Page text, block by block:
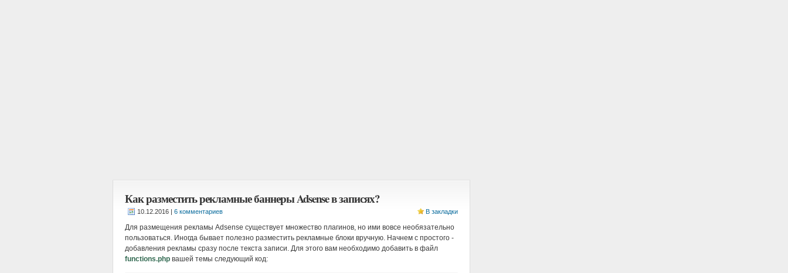
Как разместить рекламные баннеры Adsense в записях?
| 6 комментариев В закладки
Для размещения рекламы Adsense существует множество плагинов, но ими вовсе необязательно
пользоваться. Иногда бывает полезно разместить рекламные блоки вручную. Начнем с простого -
добавления рекламы сразу после текста записи. Для этого вам необходимо добавить в файл
functions.php вашей темы следующий код: